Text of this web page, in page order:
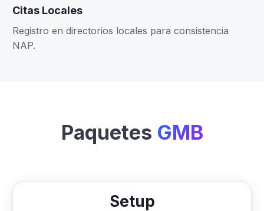
Citas Locales
Registro en directorios locales para consistencia
NAP.
Paquetes GMB
Setup